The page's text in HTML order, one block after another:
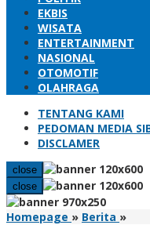
EKBIS
WISATA
ENTERTAINMENT
NASIONAL
OTOMOTIF
OLAHRAGA
TENTANG KAMI
PEDOMAN MEDIA
DISCLAMER
close
close
Homepage » Berita »